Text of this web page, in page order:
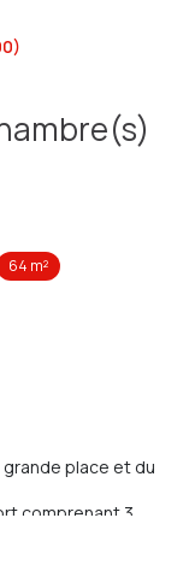
64 m²
place et du
comprenant 3